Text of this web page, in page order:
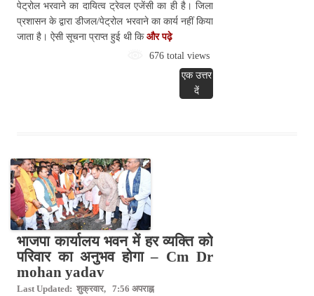
पेट्रोल भरवाने का दायित्व ट्रेवल एजेंसी का ही है। जिला
प्रशासन के द्वारा डीजल/पेट्रोल भरवाने का कार्य नहीं किया
जाता है। ऐसी सूचना प्राप्त हुई थी कि और पढ़े
676 total views
एक उत्तर
दें
भाजपा कार्यालय भवन में हर व्यक्ति को
परिवार का अनुभव होगा – Cm Dr
mohan yadav
Last Updated: शुक्रवार, 7:56 अपराह्न